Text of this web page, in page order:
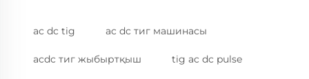
ac dc tig ac dc тиг машинасы
acdc тиг жыбыртқыш tig ac dc pulse